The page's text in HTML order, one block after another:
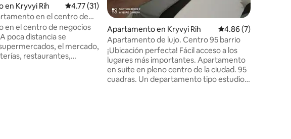
de 5, 42 reseñas
en Kryvyi Rih Calificación promedio: 4.77 de 5, 31 reseñas
4.77 (31)
en el centro de
en el centro de negocios
poca distancia se
el mercado,
restaurantes,
Apartamento en Kryvyi Rih Calificación
4.86 (7)
Apartamento de lujo. Centro 95 barrio
¡Ubicación perfecta! Fácil acceso a los
lugares más importantes. Apartamento
en suite en pleno centro de la ciudad. 95
cuadras. Un departamento tipo estudio